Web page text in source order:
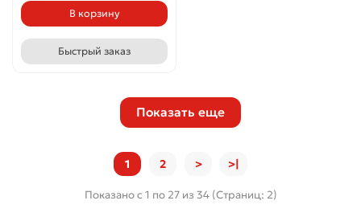
В корзину
Быстрый заказ
Показать еще
1 2 > >|
Показано с 1 по 27 из 34 (Страниц: 2)